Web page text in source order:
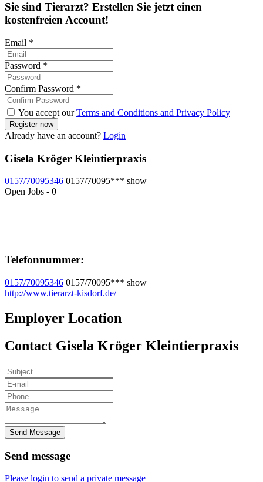
Sie sind Tierarzt? Erstellen Sie jetzt einen
kostenfreien Account!
Email *
Password *
Confirm Password *
You accept ourTerms and Conditions and Privacy Policy
Already have an account? Login
Gisela Kröger Kleintierpraxis
0157/70095346 0157/70095*** show
Open Jobs - 0
Telefonnummer:
0157/70095346 0157/70095*** show
http://www.tierarzt-kisdorf.de/
Employer Location
Contact Gisela Kröger Kleintierpraxis
Send Message
Send message
Please login to send a private message